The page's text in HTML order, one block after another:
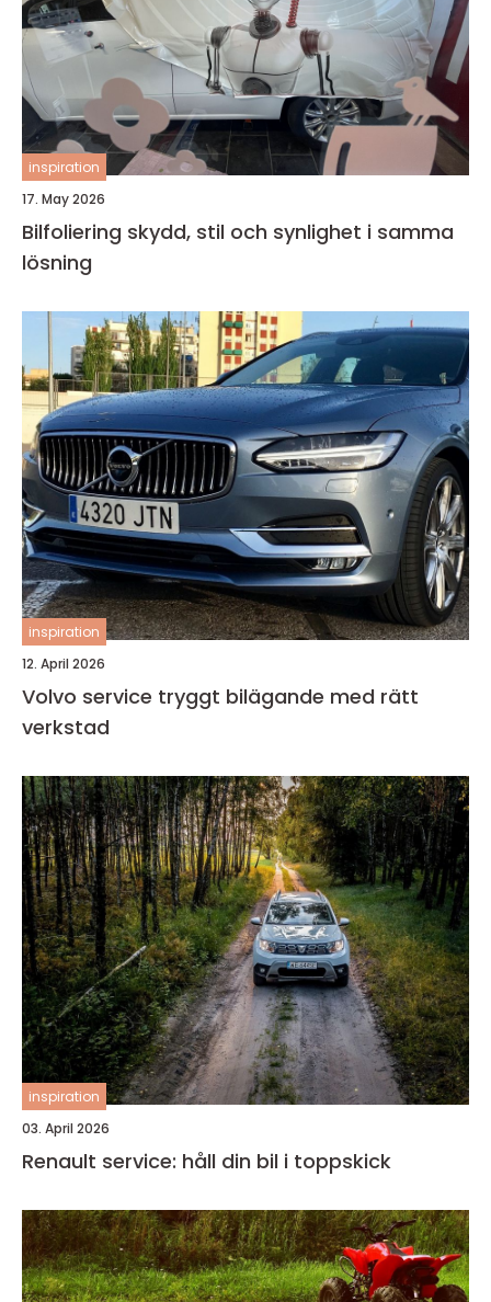
inspiration
17. May 2026
Bilfoliering skydd, stil och synlighet i samma
lösning
inspiration
12. April 2026
Volvo service tryggt bilägande med rätt
verkstad
inspiration
03. April 2026
Renault service: håll din bil i toppskick